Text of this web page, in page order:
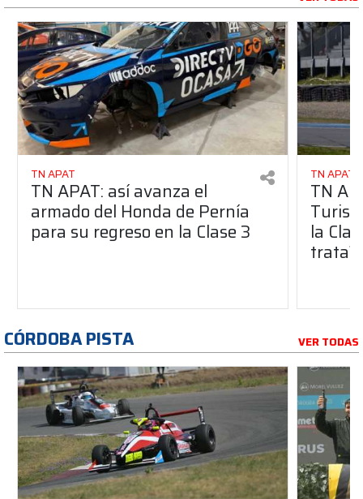
TN APAT
TN APAT: así avanza el
armado del Honda de Pernía
para su regreso en la Clase 3
TN APAT
TN
la
trata?
CÓRDOBA PISTA VER TODAS